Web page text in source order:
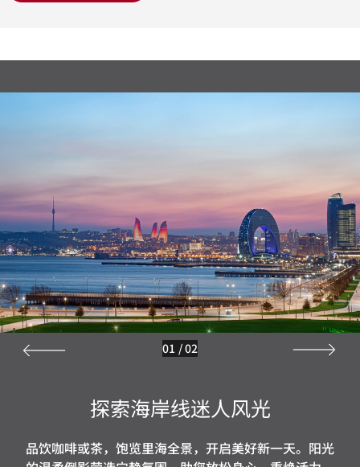
探索海岸线迷人风光
品饮咖啡或茶，饱览里海全景，开启美好新一天。阳光
01 /02